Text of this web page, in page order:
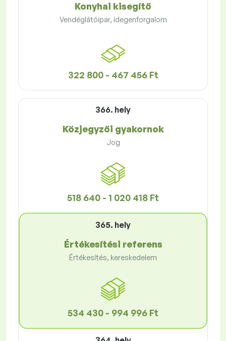
Konyhai kisegítő
Vendéglátóipar, idegenforgalom
322 800 - 467 456 Ft
366. hely
Közjegyzői gyakornok
Jog
518 640 - 1 020 418 Ft
365. hely
Értékesítési referens
Értékesítés, kereskedelem
534 430 - 994 996 Ft